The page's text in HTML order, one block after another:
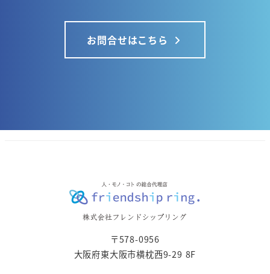
お問合せはこちら
〒578-0956
大阪府東大阪市横枕西9-29 8F